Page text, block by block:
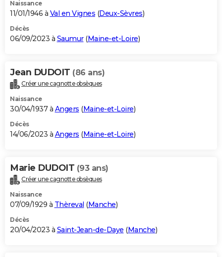
Naissance
11/01/1946 à Val en Vignes (Deux-Sèvres)
Décès
06/09/2023 à Saumur(Maine-et-Loire)
Jean DUDOIT (86 ans)
Créer une cagnotte obsèques
Naissance
30/04/1937 à Angers (Maine-et-Loire)
Décès
14/06/2023 à Angers (Maine-et-Loire)
Marie DUDOIT (93 ans)
Créer une cagnotte obsèques
Naissance
07/09/1929 à Thèreval (Manche)
Décès
20/04/2023 à Saint-Jean-de-Daye (Manche)